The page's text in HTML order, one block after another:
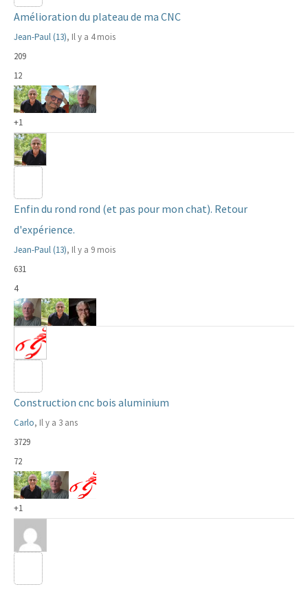
Amélioration du plateau de ma CNC
Jean-Paul (13), Il y a 4 mois
209
12
+1
Enfin du rond rond (et pas pour mon chat). Retour
d'expérience.
Jean-Paul (13), Il y a 9 mois
631
4
Construction cnc bois aluminium
Carlo, Il y a 3 ans
3729
72
+1